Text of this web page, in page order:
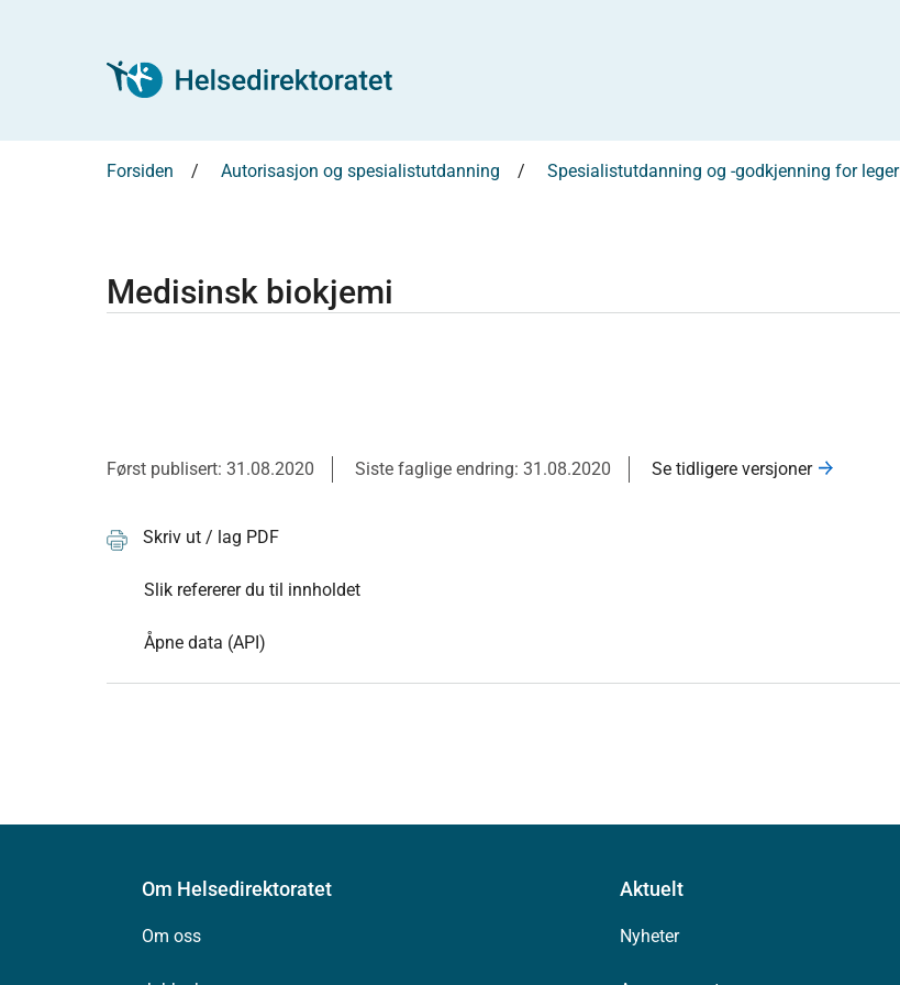
Forsiden Autorisasjon og spesialistutdanning Spesialistutdanning og -godkjenning for leger
Medisinsk biokjemi
Først publisert: 31.08.2020 Siste faglige endring: 31.08.2020 Se tidligere versjoner
Skriv ut / lag PDF
Slik refererer du til innholdet
Åpne data (API)
Om Helsedirektoratet
Om oss
Aktuelt
Nyheter